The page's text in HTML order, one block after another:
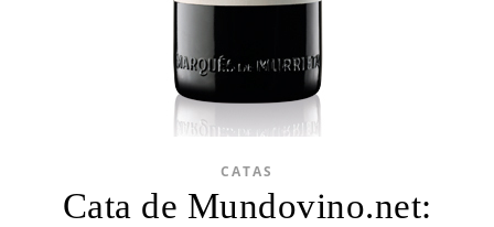
CATAS
Cata de Mundovino.net: